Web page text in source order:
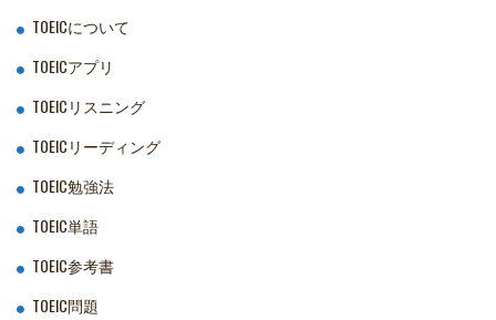
TOEICについて
TOEICアプリ
TOEICリスニング
TOEICリーディング
TOEIC勉強法
TOEIC単語
TOEIC参考書
TOEIC問題